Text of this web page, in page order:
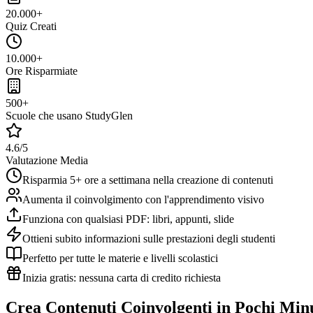
20.000+
Quiz Creati
10.000+
Ore Risparmiate
500+
Scuole che usano StudyGlen
4.6/5
Valutazione Media
Risparmia 5+ ore a settimana nella creazione di contenuti
Aumenta il coinvolgimento con l'apprendimento visivo
Funziona con qualsiasi PDF: libri, appunti, slide
Ottieni subito informazioni sulle prestazioni degli studenti
Perfetto per tutte le materie e livelli scolastici
Inizia gratis: nessuna carta di credito richiesta
Crea Contenuti Coinvolgenti in Pochi